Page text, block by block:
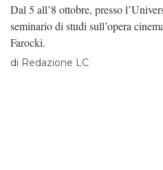
Dal 5 all’8 ottobre, presso
seminario di studi sull’opera
Farocki.
di Redazione LC